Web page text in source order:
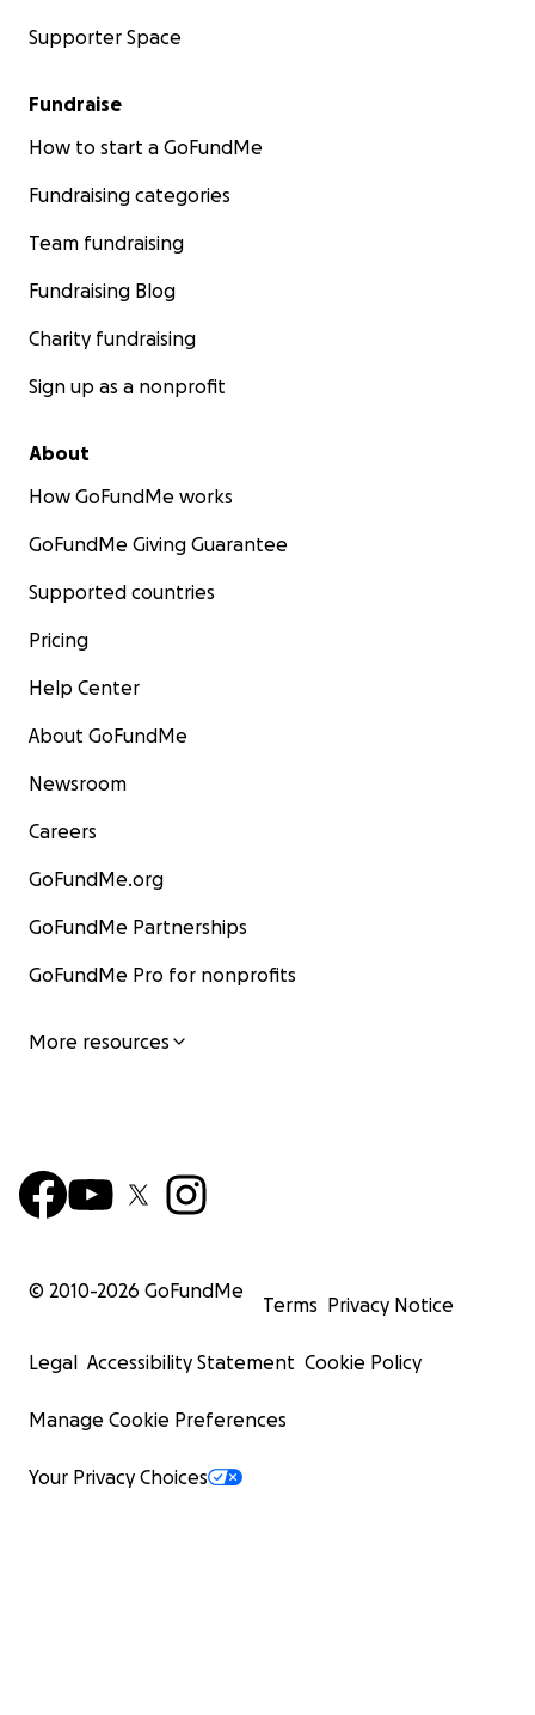
Supporter Space
Fundraise
How to start a GoFundMe
Fundraising categories
Team fundraising
Fundraising Blog
Charity fundraising
Sign up as a nonprofit
About
How GoFundMe works
GoFundMe Giving Guarantee
Supported countries
Pricing
Help Center
About GoFundMe
Newsroom
Careers
GoFundMe.org
GoFundMe Partnerships
GoFundMe Pro for nonprofits
More resources
© 2010-2026 GoFundMe
Terms Privacy Notice
Legal Accessibility Statement Cookie Policy
Manage Cookie Preferences
Your Privacy Choices